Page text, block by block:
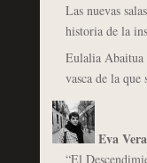
Las nuevas
historia de la
Eulalia
vasca de la que
Eva
“El